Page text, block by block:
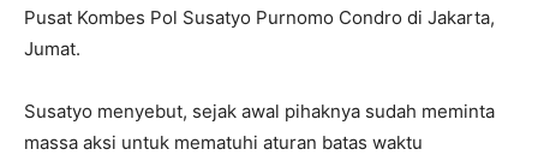
Pusat Kombes Pol Susatyo Purnomo Condro di Jakarta,
Jumat.
Susatyo menyebut, sejak awal pihaknya sudah meminta
massa aksi untuk mematuhi aturan batas waktu